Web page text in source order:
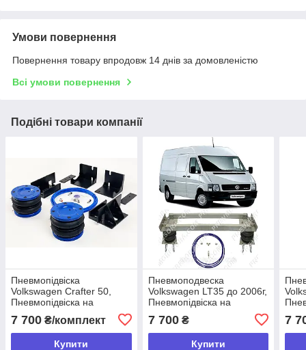
Умови повернення
Повернення товару впродовж 14 днів за домовленістю
Всі умови повернення
Подібні товари компанії
Пневмопідвіска
Volkswagen Crafter 50,
Пневмопідвіска на
Фольцваген Крафтер": 50
на задній міст
7 700 ₴/комплект
Купити
Пневмоподвеска
Volkswagen LT35 до 2006г,
Пневмопідвіска на
2006р на задній міст
7 700₴
Купити
7